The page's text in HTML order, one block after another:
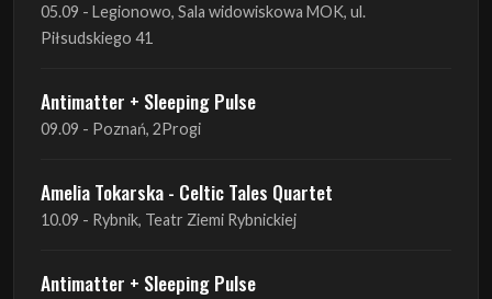
05.09 - Legionowo, Sala widowiskowa MOK, ul.
Piłsudskiego 41
Antimatter + Sleeping Pulse
09.09 - Poznań, 2Progi
Amelia Tokarska - Celtic Tales Quartet
10.09 - Rybnik, Teatr Ziemi Rybnickiej
Antimatter + Sleeping Pulse